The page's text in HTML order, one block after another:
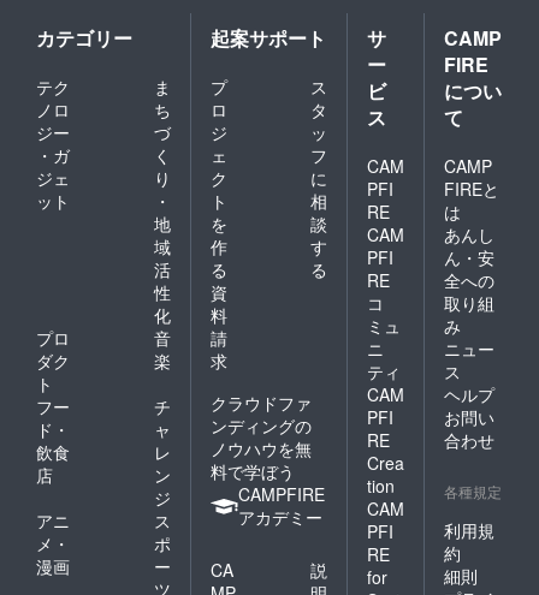
来てい
ただけ
れば問
題あり
ませ
ん。 ◆
交通費/
費：島
内まで
の交通
や宿泊
はご自
身で手
配をお
願いい
たしま
す。来
島され
る際に
何かご
不明な
点があ
れば、
にご連
さい。
※来島時
期は、
３年以
カテゴリー
テク
ノロ
ジー
・ガ
ジェ
ット
ま
ち
づ
く
り
・
地
域
活
性
化
プロ
ダク
ト
音
楽
フー
ド・
飲食
店
チ
ャ
レ
ン
ジ
アニ
メ・
漫画
ス
ポ
ー
ツ
起案サポート
プ
ロ
ジ
ェ
ク
ト
を
作
る
ス
タ
ッ
フ
に
相
談
す
る
資
料
請
求
クラウドファ
ンディングの
ノウハウを無
料で学ぼう
CAMPFIRE
アカデミー
CA
説
サ
ー
ビ
ス
CAM
PFI
RE
CAM
PFI
RE
コ
ミュ
ニ
ティ
CAM
PFI
RE
Crea
tion
CAM
PFI
RE
for
CAMP
FIRE
につい
て
CAMP
FIREと
は
あんし
ん・安
全への
取り組
み
ニュー
ス
ヘルプ
お問い
合わせ
各種規定
利用規
約
細則